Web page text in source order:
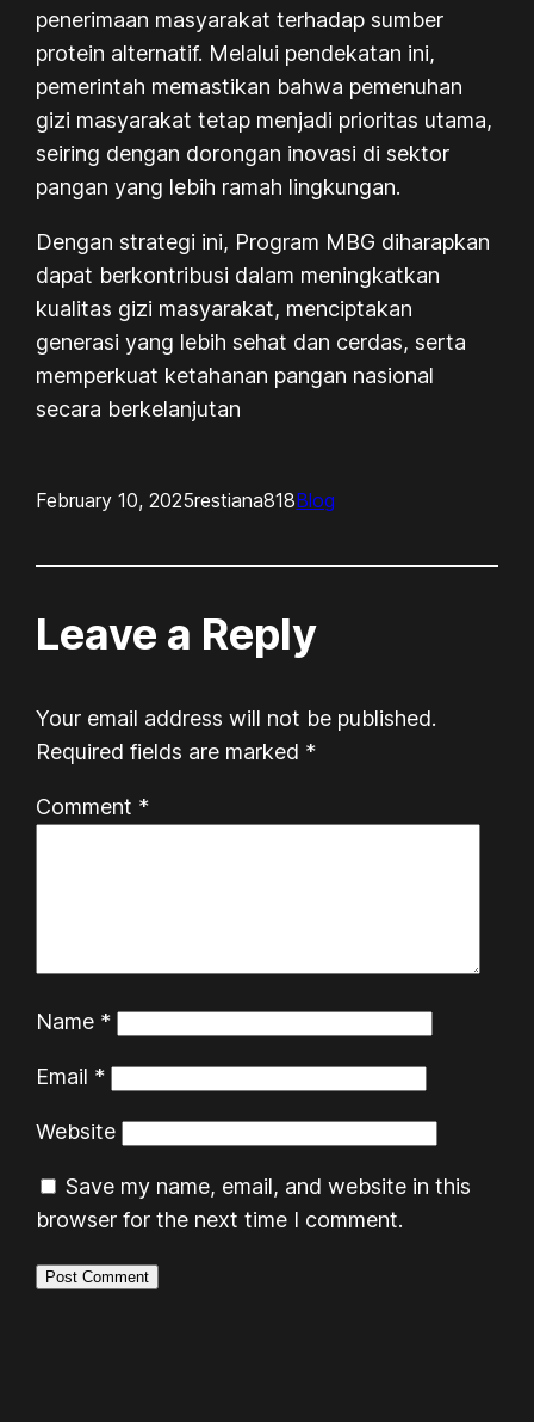
penerimaan masyarakat terhadap sumber
protein alternatif. Melalui pendekatan ini,
pemerintah memastikan bahwa pemenuhan
gizi masyarakat tetap menjadi prioritas utama,
seiring dengan dorongan inovasi di sektor
pangan yang lebih ramah lingkungan.
Dengan strategi ini, Program MBG diharapkan
dapat berkontribusi dalam meningkatkan
kualitas gizi masyarakat, menciptakan
generasi yang lebih sehat dan cerdas, serta
memperkuat ketahanan pangan nasional
secara berkelanjutan
February 10, 2025restiana818Blog
Leave a Reply
Your email address will not be published.
Required fields are marked *
Comment *
Name *
Email *
Website
Save my name, email, and website in this
browser for the next time I comment.